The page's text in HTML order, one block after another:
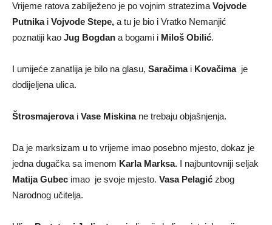
Vrijeme ratova zabilježeno je po vojnim stratezima Vojvode
Putnikai Vojvode Stepe, a tu je bio i Vratko Nemanjić
poznatiji kao Jug Bogdan a bogami i Miloš Obilić.
I umijeće zanatlija je bilo na glasu, Saračimai Kovačimaje
dodijeljena ulica.
Štrosmajerovai Vase Miskinane trebaju objašnjenja.
Da je marksizam u to vrijeme imao posebno mjesto, dokaz je
jedna dugačka sa imenom Karla Marksa. I najbuntovniji seljak
Matija Gubec imao je svoje mjesto. Vasa Pelagić zbog
Narodnog učitelja.